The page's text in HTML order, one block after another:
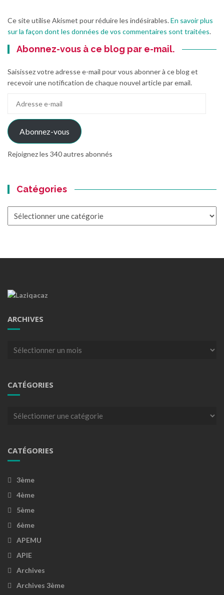
Ce site utilise Akismet pour réduire les indésirables.En savoir plus
sur la façon dont les données de vos commentaires sont traitées.
Abonnez-vous à ce blog par e-mail.
Saisissez votre adresse e-mail pour vous abonner à ce blog et
recevoir une notification de chaque nouvel article par email.
mail
Abonnez-vous
Rejoignez les 340 autres abonnés
Catégories
ARCHIVES
Archives
CATÉGORIES
Catégories
CATÉGORIES
3ème
4ème
5ème
6ème
APEMU
APIE
Archives
Archives 3ème